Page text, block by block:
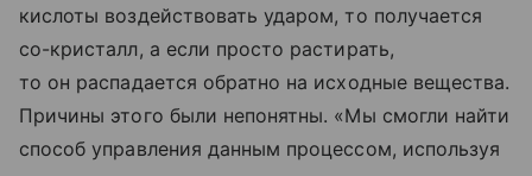
кислоты воздействовать ударом, то получается
со-кристалл, а если просто растирать,
то он распадается обратно на исходные вещества.
Причины этого были непонятны. «Мы смогли найти
способ управления данным процессом, используя